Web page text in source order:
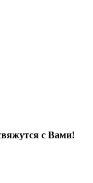
с Вами!